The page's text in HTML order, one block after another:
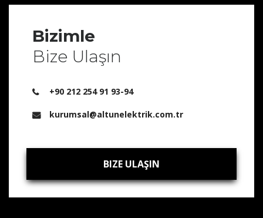
Bizimle
Bize Ulaşın
+90 212 254 91 93-94
kurumsal@altunelektrik.com.tr
BIZE ULAŞIN
BIZE ULAŞIN